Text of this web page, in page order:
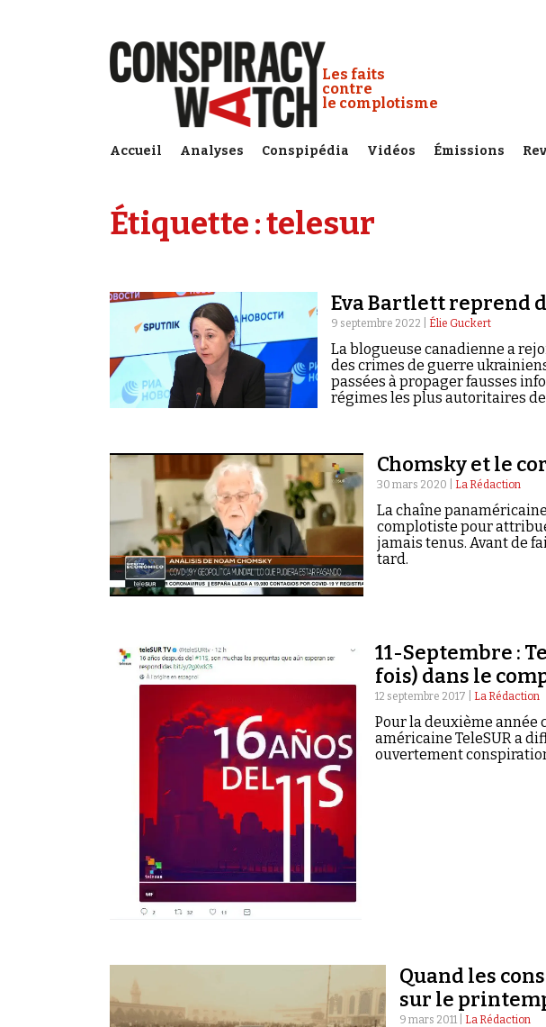
Conspiracy Watch :
Les faits
contre
le complotisme
Accueil Analyses Conspipédia Vidéos Émissions
Étiquette :telesur
Eva Bartlett reprend
9 septembre 2022 | Élie Guckert
La blogueuse canadienne a
des crimes de guerre
passées à propager fausses
régimes les plus autoritaires
Chomsky et le
30 mars 2020 | La Rédaction
La chaîne
complotiste pour
jamais tenus. Avant de
tard.
11-Septembre :
fois) dans le
12 septembre 2017 | La Rédaction
Pour la deuxième année
américaine TeleSUR a
ouvertement
Quand les
sur le
9 mars 2011 | La Rédaction